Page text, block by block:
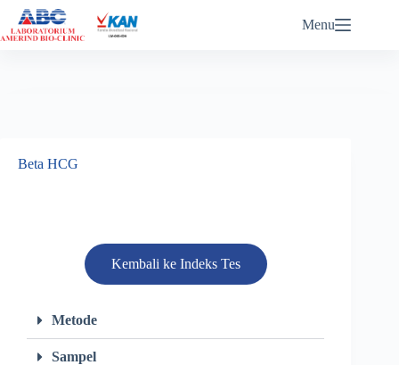
ABC eReports Login
Menu
Beta HCG
Kembali ke Indeks Tes
Metode
Sampel